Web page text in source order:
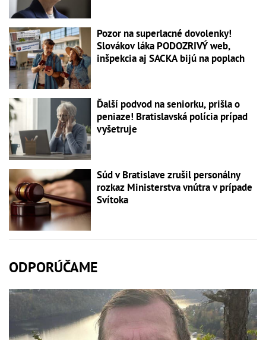
Pozor na superlacné dovolenky!
Slovákov láka PODOZRIVÝ web,
inšpekcia aj SACKA bijú na poplach
Ďalší podvod na seniorku, prišla o
peniaze! Bratislavská polícia prípad
vyšetruje
Súd v Bratislave zrušil personálny
rozkaz Ministerstva vnútra v prípade
Svítoka
ODPORÚČAME